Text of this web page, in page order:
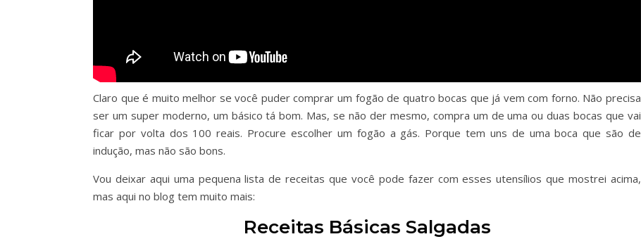
Claro que é muito melhor se você puder comprar um fogão de quatro bocas que já vem com forno. Não precisa
ser um super moderno, um básico tá bom. Mas, se não der mesmo, compra um de uma ou duas bocas que vai
ficar por volta dos 100 reais. Procure escolher um fogão a gás. Porque tem uns de uma boca que são de
indução, mas não são bons.
Vou deixar aqui uma pequena lista de receitas que você pode fazer com esses utensílios que mostrei acima,
mas aqui no blog tem muito mais:
Receitas Básicas Salgadas